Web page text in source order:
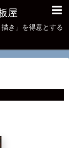
屋
き」を得意とする